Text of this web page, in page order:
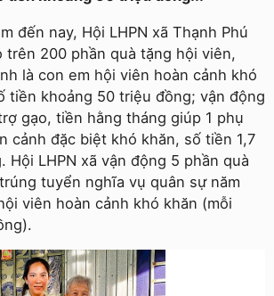
đến nay, Hội LHPN xã Thạnh Phú
trên 200 phần quà tặng hội viên,
là con em hội viên hoàn cảnh khó
tiền khoảng 50 triệu đồng; vận động
gạo, tiền hằng tháng giúp 1 phụ
cảnh đặc biệt khó khăn, số tiền 1,7
Hội LHPN xã vận động 5 phần quà
tuyển nghĩa vụ quân sự năm
viên hoàn cảnh khó khăn (mỗi